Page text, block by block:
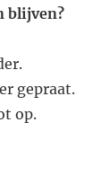
blijven?
gepraat.
op.